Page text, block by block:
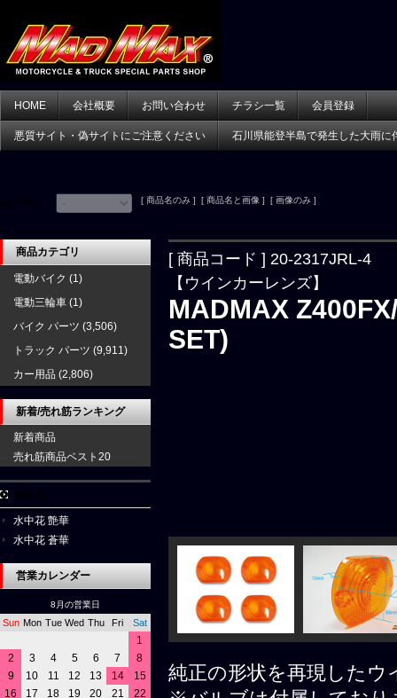
HOME 会社概要 お問い合わせ チラシ一覧 会員登録
悪質サイト・偽サイトにご注意ください 石川県能登半島で発生した大雨に
[ 商品名のみ ] [ 商品名と画像 ] [ 画像のみ ]
[ 商品コード ] 20-2317JRL-4
【ウインカーレンズ】
MADMAX
SET)
純正の形状を再現した
商品カテゴリ
電動バイク (1)
電動三輪車 (1)
バイク パーツ (3,506)
トラック パーツ (9,911)
カー用品 (2,806)
新着/売れ筋ランキング
新着商品
売れ筋商品ベスト20
水中花 艶華
水中花 蒼華
営業カレンダー
8月の営業日
Sun Mon Tue Wed Thu Fri Sat
1
2
3 4 5 6 7
8
9
10 11 12 13 14
15
16
17 18 19 20 21
22